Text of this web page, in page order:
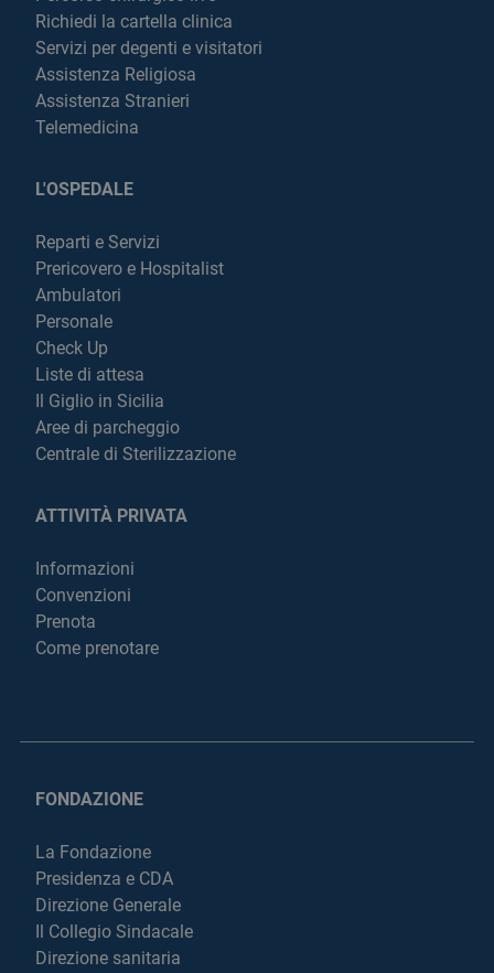
Richiedi la cartella clinica
Servizi per degenti e visitatori
Assistenza Religiosa
Assistenza Stranieri
Telemedicina
L'OSPEDALE
Reparti e Servizi
Prericovero e Hospitalist
Ambulatori
Personale
Check Up
Liste di attesa
Il Giglio in Sicilia
Aree di parcheggio
Centrale di Sterilizzazione
ATTIVITÀ PRIVATA
Informazioni
Convenzioni
Prenota
Come prenotare
FONDAZIONE
La Fondazione
Presidenza e CDA
Direzione Generale
Il Collegio Sindacale
Direzione sanitaria